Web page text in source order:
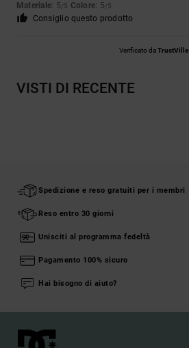
Materiale: 5/5 Colore: 5/5
Consiglio questo prodotto
Verificato daTrustVille
VISTI DI RECENTE
Spedizione e reso gratuiti per i membri
Reso entro 30 giorni
Unisciti al programma fedeltà
Pagamento 100% sicuro
Hai bisogno di aiuto?